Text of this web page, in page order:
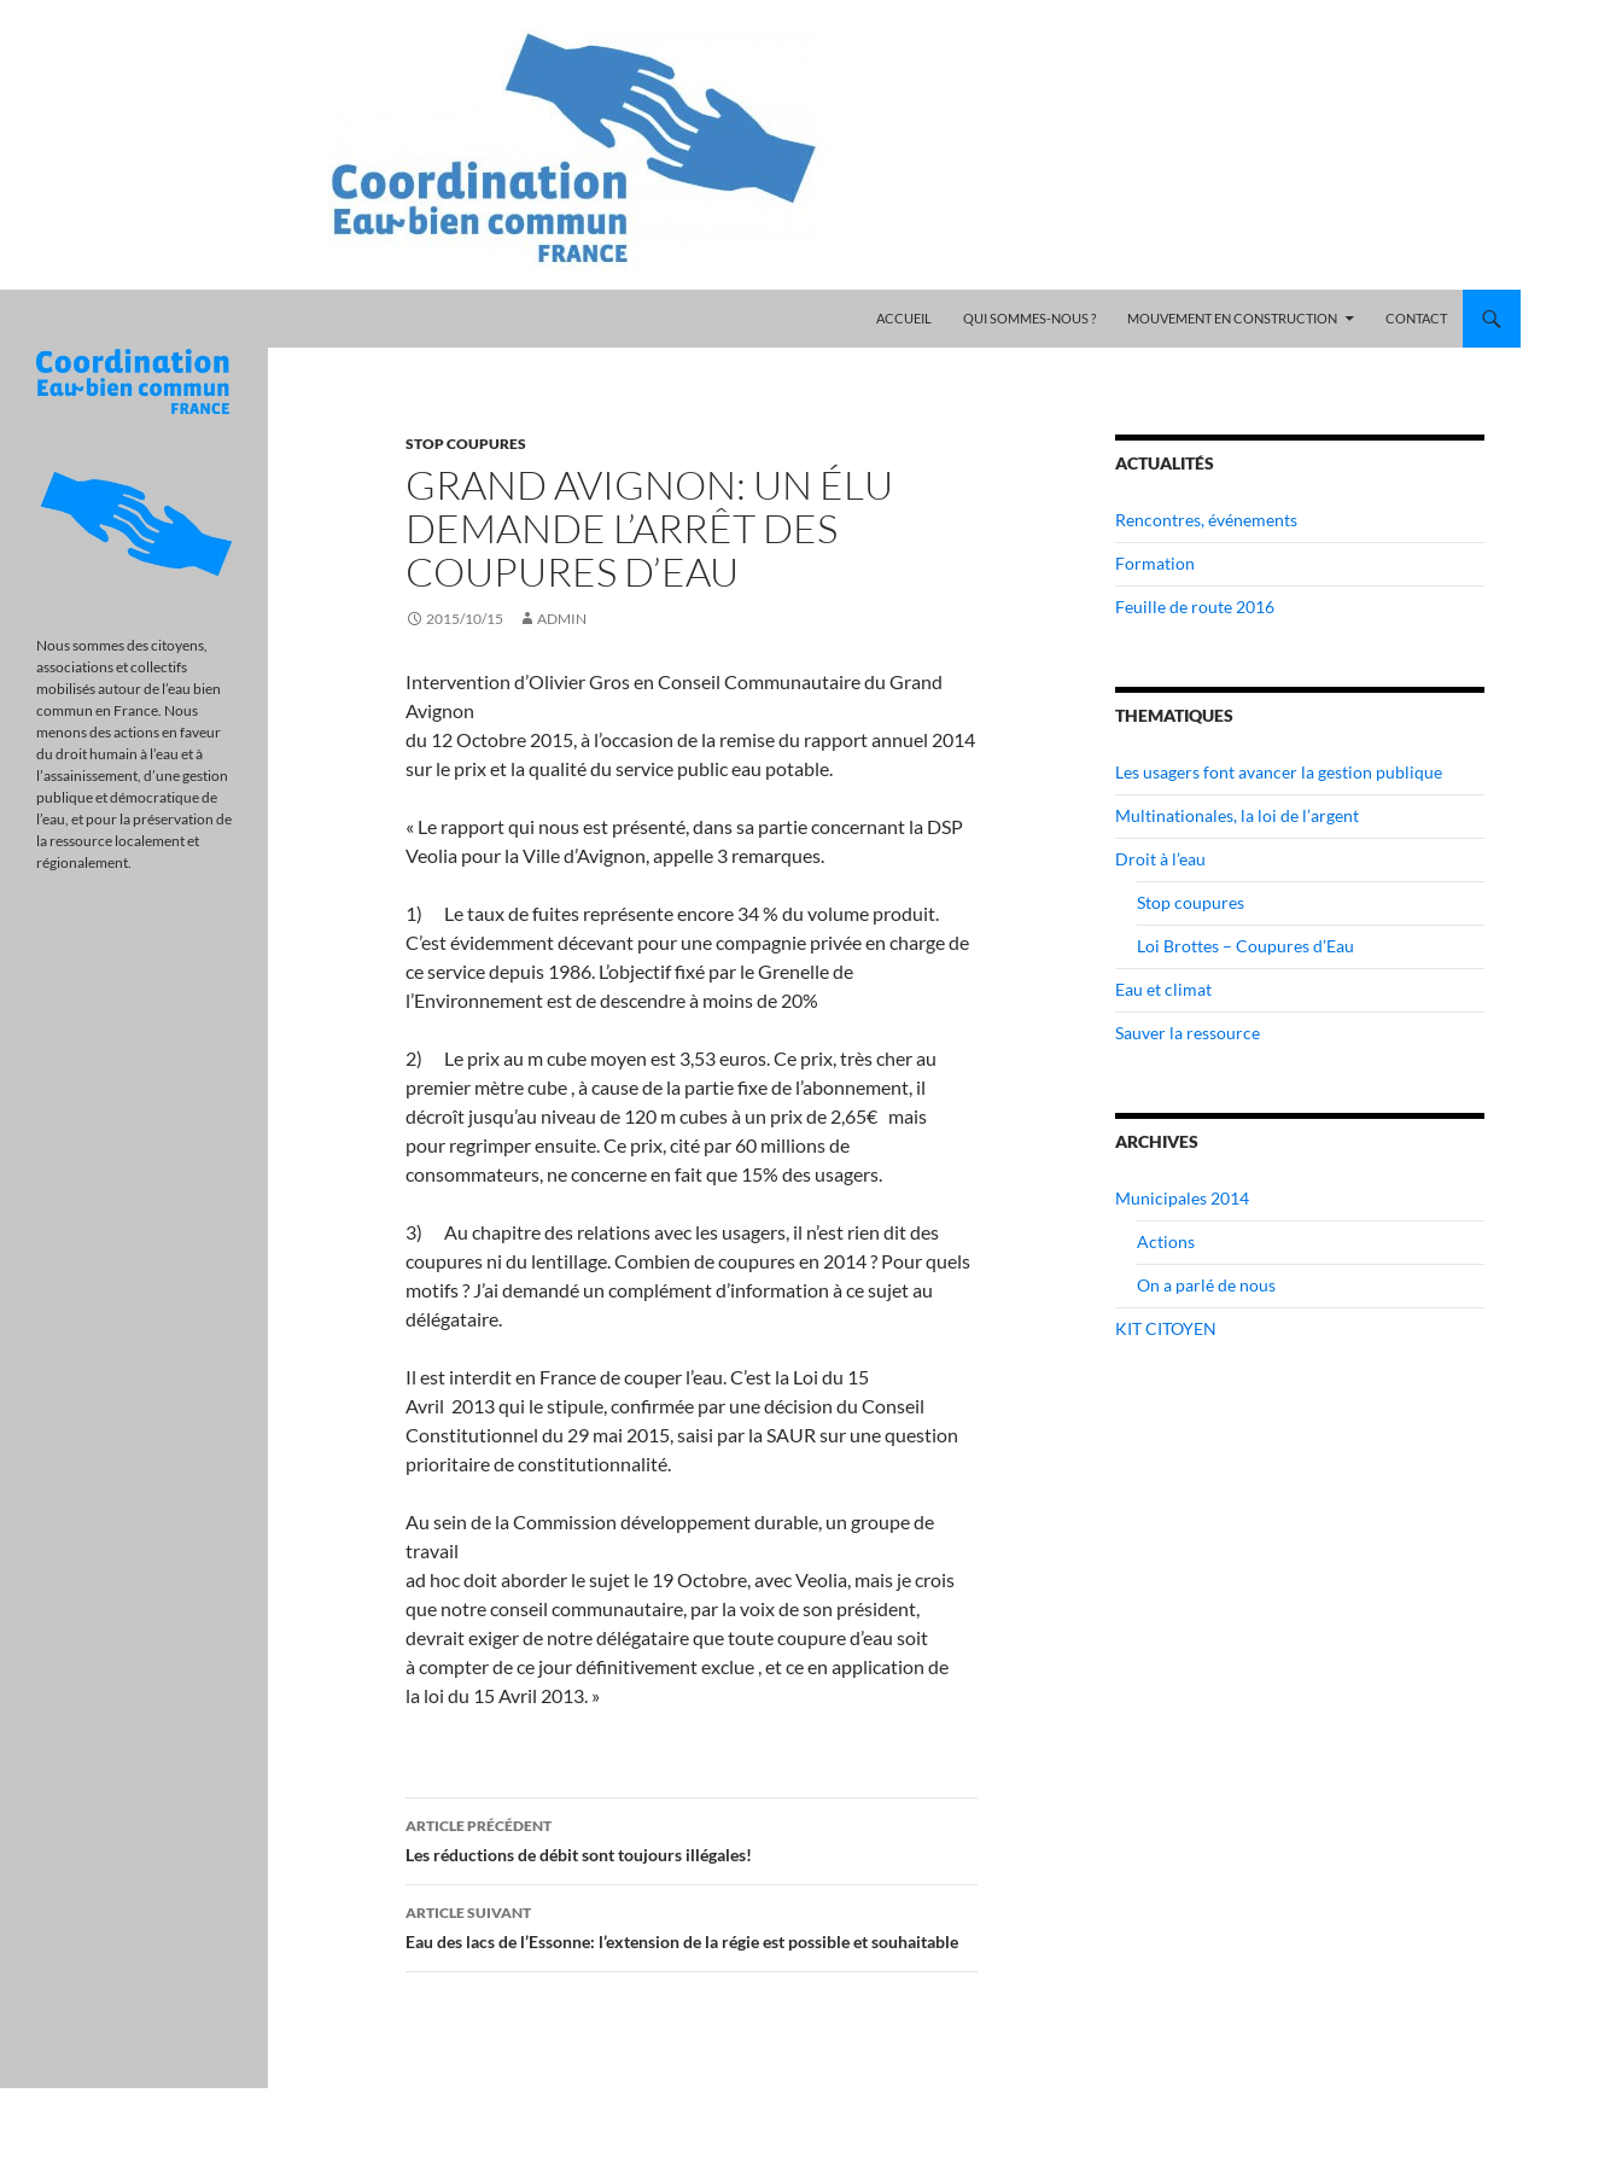
ACCUEIL
QUI SOMMES-NOUS ? MOUVEMENT EN CONSTRUCTION CONTACT
STOP COUPURES
GRAND AVIGNON: UN ÉLU
DEMANDE L’ARRÊT DES
COUPURES D’EAU
2015/10/15 ADMIN
Intervention d’Olivier Gros en Conseil Communautaire du Grand
Avignon
du 12 Octobre 2015, à l’occasion de la remise du rapport annuel 2014
sur le prix et la qualité du service public eau potable.
« Le rapport qui nous est présenté, dans sa partie concernant la DSP
Veolia pour la Ville d’Avignon, appelle 3 remarques.
1) Le taux de fuites représente encore 34 % du volume produit.
C’est évidemment décevant pour une compagnie privée en charge de
ce service depuis 1986. L’objectif fixé par le Grenelle de
l’Environnement est de descendre à moins de 20%
2) Le prix au m cube moyen est 3,53 euros. Ce prix, très cher au
premier mètre cube , à cause de la partie fixe de l’abonnement, il
décroît jusqu’au niveau de 120 m cubes à un prix de 2,65€ mais
pour regrimper ensuite. Ce prix, cité par 60 millions de
consommateurs, ne concerne en fait que 15% des usagers.
3) Au chapitre des relations avec les usagers, il n’est rien dit des
coupures ni du lentillage. Combien de coupures en 2014 ? Pour quels
motifs ? J’ai demandé un complément d’information à ce sujet au
délégataire.
Il est interdit en France de couper l’eau. C’est la Loi du 15
Avril 2013 qui le stipule, confirmée par une décision du Conseil
Constitutionnel du 29 mai 2015, saisi par la SAUR sur une question
prioritaire de constitutionnalité.
Au sein de la Commission développement durable, un groupe de
travail
ad hoc doit aborder le sujet le 19 Octobre, avec Veolia, mais je crois
que notre conseil communautaire, par la voix de son président,
devrait exiger de notre délégataire que toute coupure d’eau soit
à compter de ce jour définitivement exclue , et ce en application de
la loi du 15 Avril 2013. »
Navigation
des
articles
ARTICLE PRÉCÉDENT
Les réductions de débit sont toujours illégales!
ARTICLE SUIVANT
Eau des lacs de l’Essonne: l’extension de la régie est possible et souhaitable
ACTUALITÉS
Rencontres, événements
Formation
Feuille de route 2016
THEMATIQUES
Les usagers font avancer la gestion publique
Multinationales, la loi de l’argent
Droit à l’eau
Stop coupures
Loi Brottes – Coupures d’Eau
Eau et climat
Sauver la ressource
ARCHIVES
Municipales 2014
Actions
On a parlé de nous
KIT CITOYEN
Nous sommes des citoyens,
associations et collectifs
mobilisés autour de l’eau bien
commun en France. Nous
menons des actions en faveur
du droit humain à l’eau et à
l’assainissement, d’une gestion
publique et démocratique de
l’eau, et pour la préservation de
la ressource localement et
régionalement.